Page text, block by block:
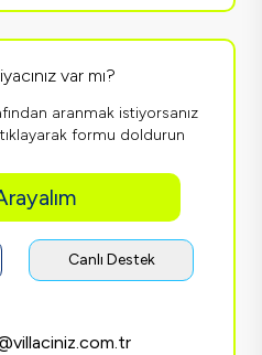
var mı?
aranmak istiyorsanız
formu doldurun
Canlı Destek